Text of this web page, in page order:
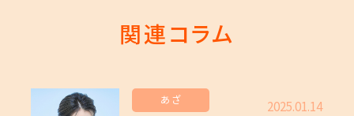
関連コラム
あざ 2025.01.14